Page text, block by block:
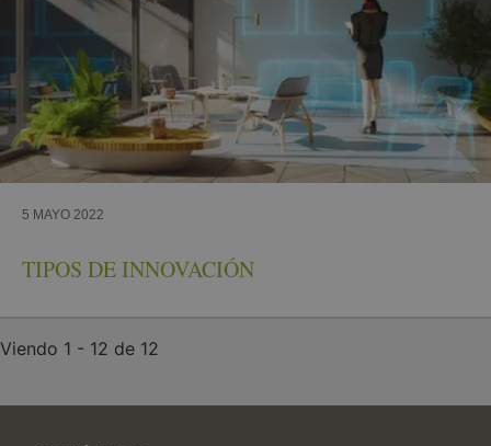
5 MAYO 2022
TIPOS DE INNOVACIÓN
Viendo 1 - 12 de 12